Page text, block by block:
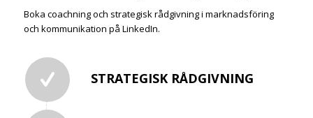
Boka coachning och strategisk rådgivning i marknadsföring
och kommunikation på LinkedIn.
STRATEGISK RÅDGIVNING